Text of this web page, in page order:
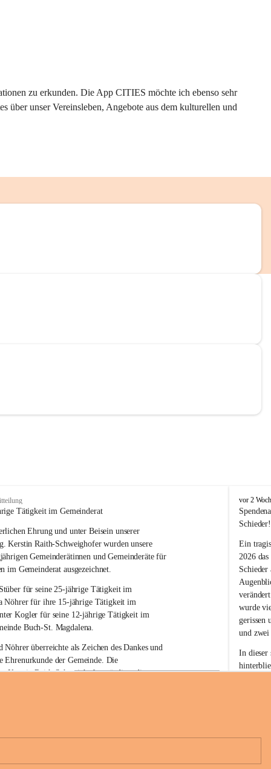
zu erkunden. Die App CITIES möchte ich ebenso sehr
über unser Vereinsleben, Angebote aus dem kulturellen und
Tätigkeit im Gemeinderat
Ehrung und unter Beisein unserer
Kerstin Raith-Schweighofer wurden unsere
Gemeinderätinnen und Gemeinderäte für
im Gemeinderat ausgezeichnet.
für seine 25-jährige Tätigkeit im
Nöhrer für ihre 15-jährige Tätigkeit im
Kogler für seine 12-jährige Tätigkeit im
Buch-St. Magdalena.
Nöhrer überreichte als Zeichen des Dankes und
Ehrenurkunde der Gemeinde. Die
Kerstin Raith-Schweighofer würdigte die
+6
B
u
c
-
S
t
.
M
a
g
d
a
e
n
a
vor 2
Schieder!
Ein
2026
wurde
gerissen
und
In dieser